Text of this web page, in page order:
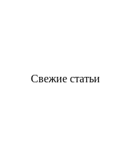
Свежие статьи